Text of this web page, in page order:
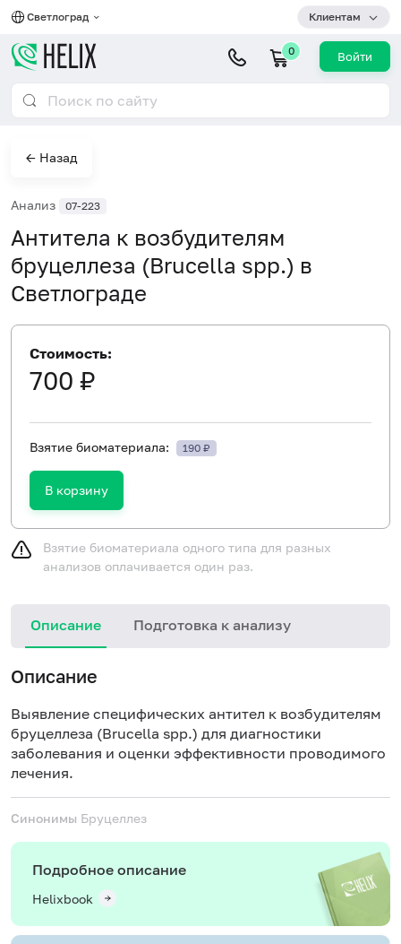
Светлоград Клиентам
0 Войти
← Назад
Анализ 07-223
Антитела к возбудителям
бруцеллеза (Brucella spp.) в
Светлограде
Стоимость:
700 ₽
Взятие биоматериала: 190 ₽
В корзину
Взятие биоматериала одного типа для разных
анализов оплачивается один раз.
Описание Подготовка к анализу
Описание
Выявление специфических антител к возбудителям
бруцеллеза (Brucella spp.) для диагностики
заболевания и оценки эффективности проводимого
лечения.
Синонимы Бруцеллез
Подробное описание
Helixbook